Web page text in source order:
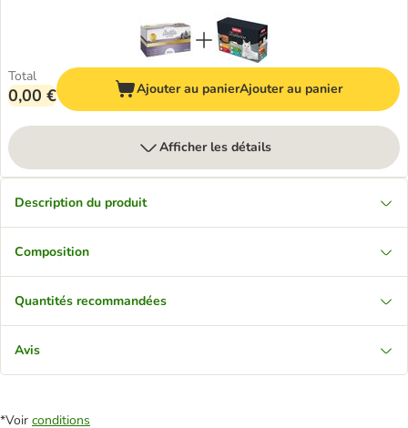
Total
0,00 € Ajouter au panierAjouter au panier
Afficher les détails
Description du produit
Composition
Quantités recommandées
Avis
*Voir conditions